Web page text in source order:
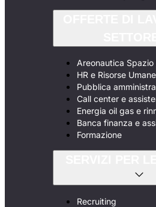
Areonautica Spazio
HR e Risorse Umane
Pubblica
Call center e
Energia oil gas e
Banca finanza e
Formazione
Recruiting